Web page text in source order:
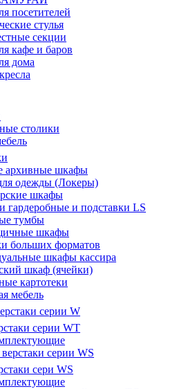
посетителей
стулья
секции
кафе и баров
дома
столики
архивные шкафы
одежды (Локеры)
шкафы
гардеробные и подставки LS
тумбы
шкафы
больших форматов
шкафы кассира
шкаф (ячейки)
картотеки
мебель
серии W
серии WT
серии WS
сери WS